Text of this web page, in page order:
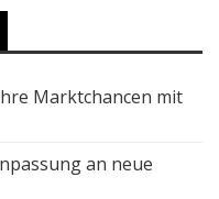
Marktchancen mit
an neue